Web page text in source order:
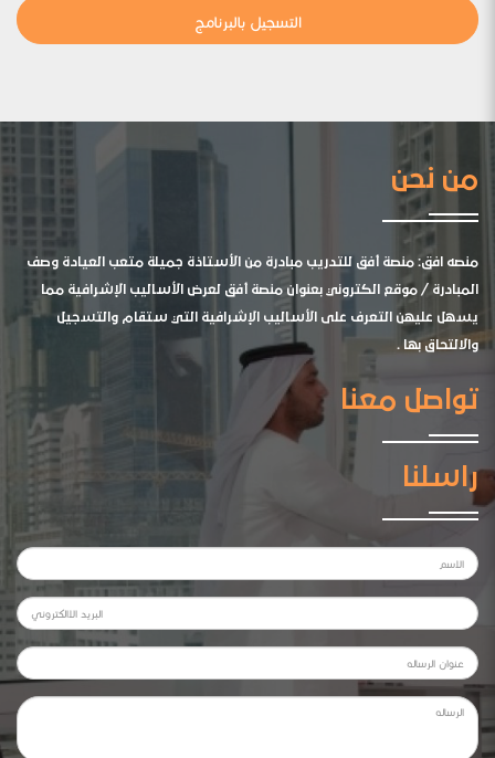
التسجيل بالبرنامج
من نحن
منصه افق: منصة أفق للتدريب مبادرة من الأستاذة جميلة متعب العيادة وصف
المبادرة / موقع الكتروني بعنوان منصة أفق لعرض الأساليب الإشرافية مما
يسهل عليهن التعرف على الأساليب الإشرافية التي ستقام والتسجيل
والالتحاق بها .
تواصل معنا
راسلنا